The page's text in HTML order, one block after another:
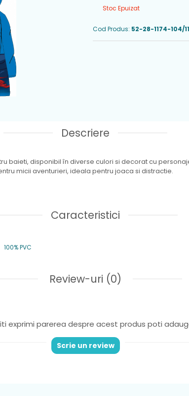
Stoc Epuizat
Cod Produs: 52-28-1174-104/
Descriere
baieti, disponibil în diverse culori si decorat cu
micii aventurieri, ideala pentru joaca si distractie.
Caracteristici
100% PVC
Review-uri (0)
exprimi parerea despre acest produs poti
Scrie un review